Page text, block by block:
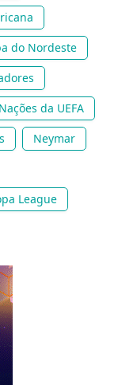
do Nordeste
da UEFA
Neymar
League